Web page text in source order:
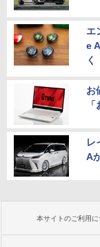
エ
e
く
お
レ
A
本サイトのご利用に